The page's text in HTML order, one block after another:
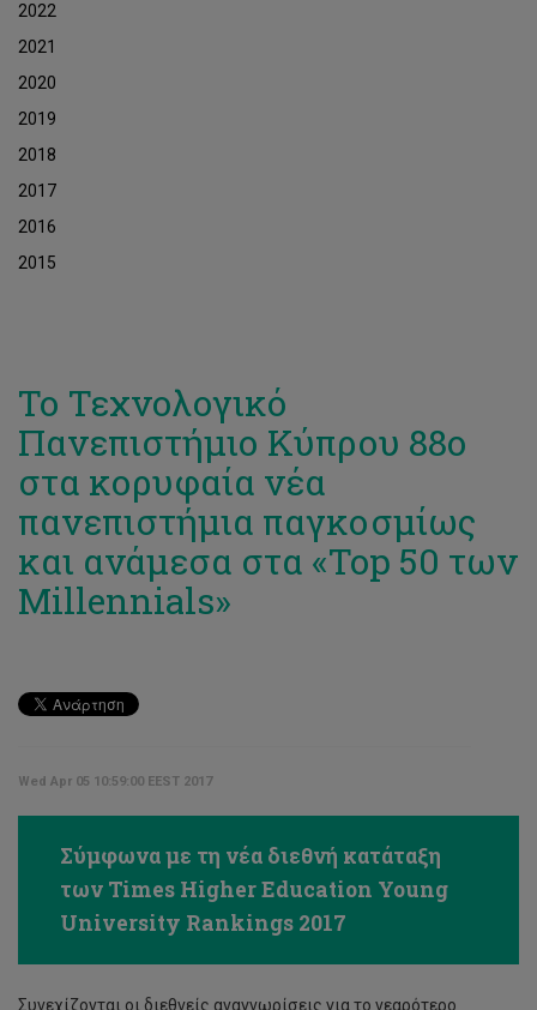
2022
2021
2020
2019
2018
2017
2016
2015
Το Τεχνολογικό
Πανεπιστήμιο Κύπρου 88ο
στα κορυφαία νέα
πανεπιστήμια παγκοσμίως
και ανάμεσα στα «Top 50 των
Millennials»
Wed Apr 05 10:59:00 EEST 2017
Σύμφωνα με τη νέα διεθνή κατάταξη
των Times Higher Education Young
University Rankings 2017
Συνεχίζονται οι διεθνείς αναγνωρίσεις για το νεαρότερο